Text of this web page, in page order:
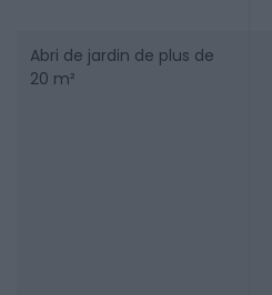
Abri de jardin de plus de
20 m²